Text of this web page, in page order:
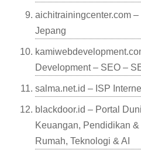
aichitrainingcenter.com
Jepang
Development – SEO –
salma.net.id – ISP
blackdoor.id – Portal
Keuangan, Pendidikan
Rumah, Teknologi & AI